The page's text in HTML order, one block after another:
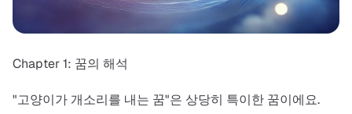
Chapter 1: 꿈의 해석
"고양이가 개소리를 내는 꿈"은 상당히 특이한 꿈이에요.